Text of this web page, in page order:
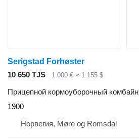
Serigstad Forhøster
10 650 TJS
1 000 € ≈ 1 155 $
Прицепной кормоуборочный комбайн
1900
Норвегия, Møre og Romsdal